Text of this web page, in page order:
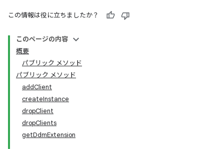
この情報は役に立ちましたか？
このページの内容
概要
パブリック メソッド
パブリック メソッド
addClient
createInstance
dropClient
dropClients
getDdmExtension